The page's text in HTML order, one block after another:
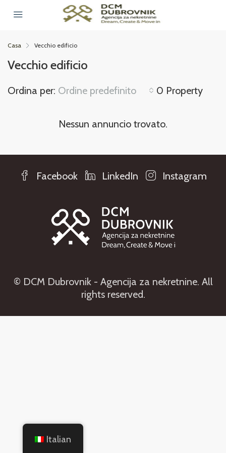
Casa Vecchio edificio
Vecchio edificio
0 Property
Ordina per: Ordine predefinito
Nessun annuncio trovato.
Facebook LinkedIn Instagram
© DCM Dubrovnik - Agencija za nekretnine. All
rights reserved.
Italian